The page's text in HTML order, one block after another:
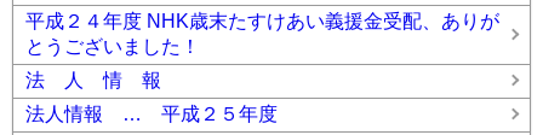
平成２４年度 NHK歳末たすけあい義援金受配、ありが
とうございました！
法 人 情 報
法人情報 … 平成２５年度